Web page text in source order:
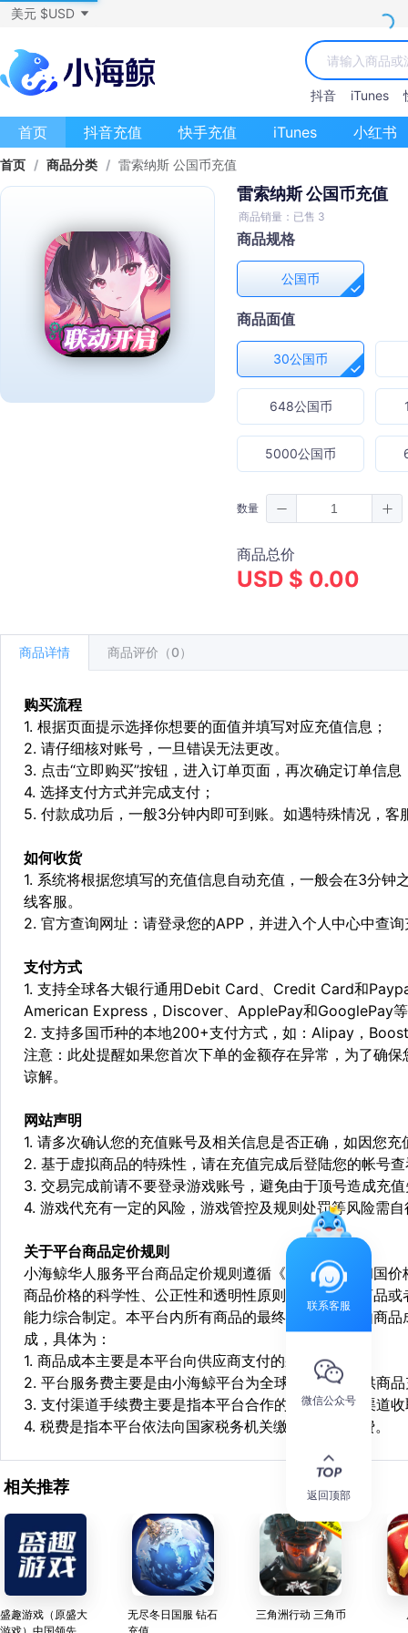
美元 $USD
抖音 iTunes
首页 抖音充值 快手充值 iTunes 小红书
首页 / 商品分类 / 雷索纳斯 公国币充值
雷索纳斯 公国币充值
商品销量：已售 3
商品规格
公国币
商品面值
30公国币
648公国币
5000公国币
数量
商品总价
USD $ 0.00
商品详情 商品评价（0）
购买流程
1. 根据页面提示选择你想要的面值并填写对应充值信息；
2. 请仔细核对账号，一旦错误无法更改。
3. 点击“立即购买”按钮，进入订单页面，再次确定订单信息
4. 选择支付方式并完成支付；
5. 付款成功后，一般3分钟内即可到账。如遇特殊情况，
如何收货
1. 系统将根据您填写的充值信息自动充值，一般会在3分
线客服。
2. 官方查询网址：请登录您的APP，并进入个人中心中查
支付方式
1. 支持全球各大银行通用Debit Card、Credit Card和
American Express，Discover、ApplePay和GooglePay
2. 支持多国币种的本地200+支付方式，如：Alipay，
注意：此处提醒如果您首次下单的金额存在异常，为了确
谅解。
网站声明
1. 请多次确认您的充值账号及相关信息是否正确，如因您
2. 基于虚拟商品的特殊性，请在充值完成后登陆您的帐号
3. 交易完成前请不要登录游戏账号，避免由于顶号造成充
4. 游戏代充有一定的风险，游戏管控及规则处罚等风险需
关于平台商品定价规则
小海鲸华人服务平台商品定价规则遵循《中华人民共和国
商品价格的科学性、公正性和透明性原则，依据相关商品
能力综合制定。本平台内所有商品的最终销售价格均由商
成，具体为：
1. 商品成本主要是本平台向供应商支付的采购成本；
2. 平台服务费主要是由小海鲸平台为全球华人用户提供商
3. 支付渠道手续费主要是指本平台合作的第三方支付渠道
4. 税费是指本平台依法向国家税务机关缴纳的各项税费。
相关推荐
盛趣游戏（原盛大
无尽冬日国服 钻石
三角洲行动 三角币
联系客服
微信公众号
返回顶部